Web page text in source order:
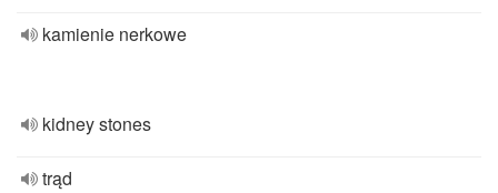
kamienie nerkowe
kidney stones
trąd